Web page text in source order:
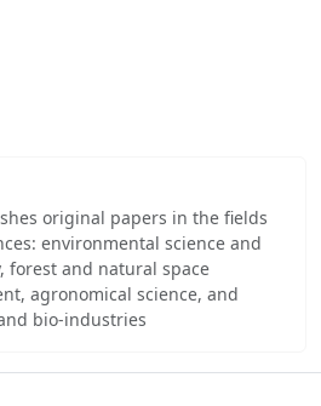
original papers in the fields
environmental science and
forest and natural space
agronomical science, and
bio-industries